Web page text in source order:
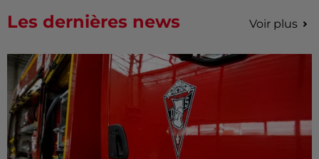
Les dernières news Voir plus